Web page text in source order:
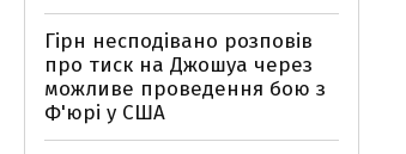
Гірн несподівано розповів
про тиск на Джошуа через
можливе проведення бою з
Ф'юрі у США